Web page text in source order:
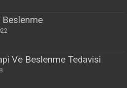
Beslenme
Ve Beslenme Tedavisi